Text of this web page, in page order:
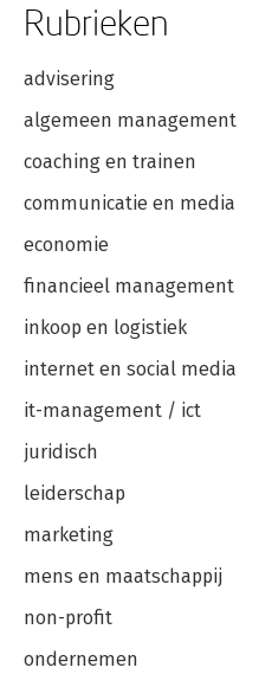
Rubrieken
advisering
algemeen management
coaching en trainen
communicatie en media
economie
financieel management
inkoop en logistiek
internet en social media
it-management / ict
juridisch
leiderschap
marketing
mens en maatschappij
non-profit
ondernemen